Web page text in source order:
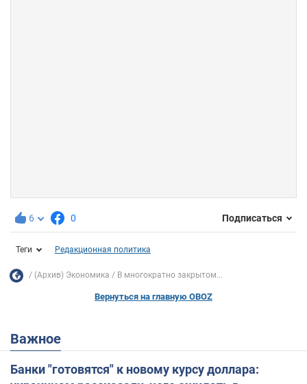
6 0 Подписаться
Теги Редакционная политика
(Архив) Экономика В многократно закрытом...
Вернуться на главную OBOZ
Важное
Банки "готовятся" к новому курсу доллара: